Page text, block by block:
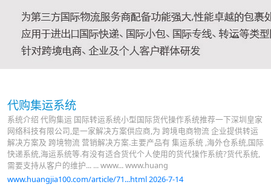
代购集运系统
系统介绍 代购集运 国际转运系统小型国际货代操作系统推荐一下深圳皇家
网络科技有限公司,是一家解决方案供应商,为 跨境电商物流 企业提供转运
解决方案及 跨境物流 营销解决方案.主要产品有 集运系统 ,海外仓系统,国际
快递系统,海运系统等.有没有适合货代个人使用的货代操作系统?货代系统,
需要支持从客户的维护... ... www... www.huang
www.huangjia100.com/article/71...html 2026-7-14